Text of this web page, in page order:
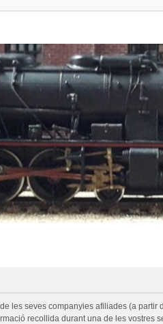
seves companyies afiliades (a partir
recollida durant una de les vostres